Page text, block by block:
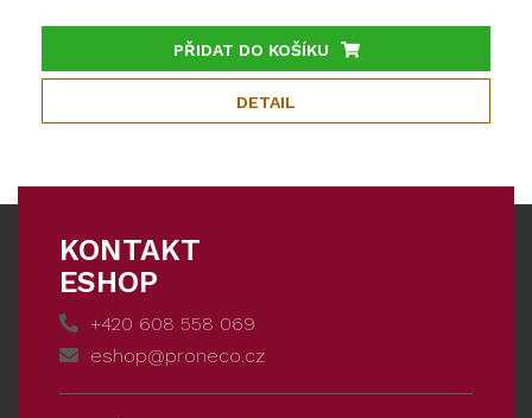
PŘIDAT DO KOŠÍKU
DETAIL
KONTAKT
ESHOP
+420 608 558 069
eshop@proneco.cz